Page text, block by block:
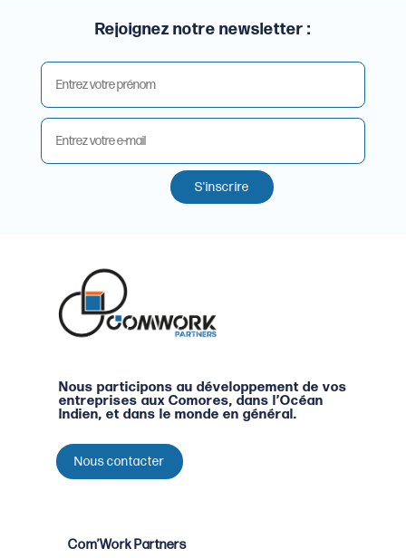
Rejoignez notre newsletter :
S'inscrire
Nous participons au développement de vos
entreprises aux Comores, dans l’Océan
Indien, et dans le monde en général.
Nous contacter
Com’Work Partners